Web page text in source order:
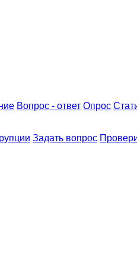
Вопрос - ответ Опрос
Задать вопрос